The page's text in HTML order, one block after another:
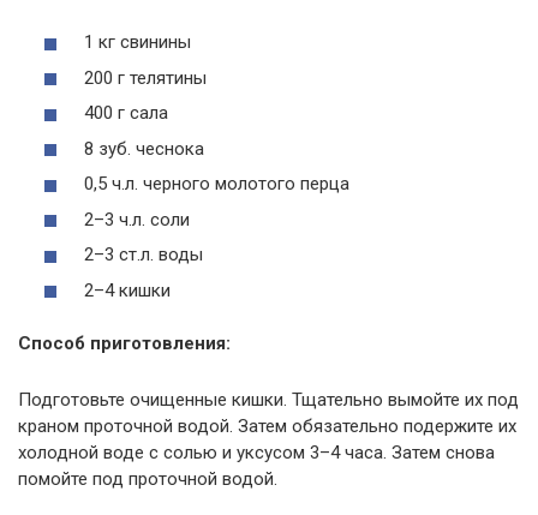
1 кг свинины
200 г телятины
400 г сала
8 зуб. чеснока
0,5 ч.л. черного молотого перца
2–3 ч.л. соли
2–3 ст.л. воды
2–4 кишки
Способ приготовления:
Подготовьте очищенные кишки. Тщательно вымойте их под
краном проточной водой. Затем обязательно подержите их
холодной воде с солью и уксусом 3–4 часа. Затем снова
помойте под проточной водой.